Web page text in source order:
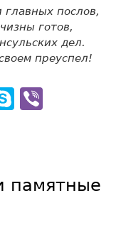
главных послов,
готов,
дел.
преуспел!
Skype
памятные